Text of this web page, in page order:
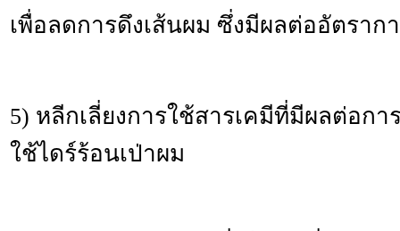
เพื่อลดการดึงเส้นผม ซึ่งมีผลต่ออัตราก
5) หลีกเลี่ยงการใช้สารเคมีที่มีผลต่อกา
ใช้ไดร์ร้อนเป่าผม